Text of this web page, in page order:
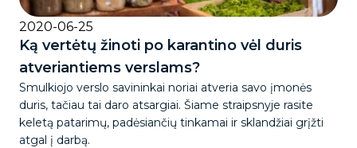
2020-06-25
Ką vertėtų žinoti po karantino vėl duris
atveriantiems verslams?
Smulkiojo verslo savininkai noriai atveria savo įmonės
duris, tačiau tai daro atsargiai. Šiame straipsnyje rasite
keletą patarimų, padėsiančių tinkamai ir sklandžiai grįžti
atgal į darbą.